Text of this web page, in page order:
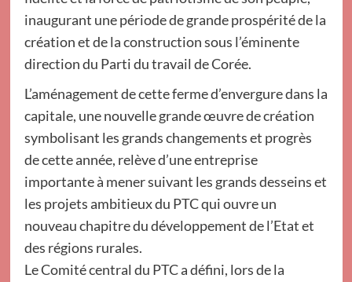
inaugurant une période de grande prospérité de la
création et de la construction sous l’éminente
direction du Parti du travail de Corée.
L’aménagement de cette ferme d’envergure dans la
capitale, une nouvelle grande œuvre de création
symbolisant les grands changements et progrès
de cette année, relève d’une entreprise
importante à mener suivant les grands desseins et
les projets ambitieux du PTC qui ouvre un
nouveau chapitre du développement de l’Etat et
des régions rurales.
Le Comité central du PTC a défini, lors de la